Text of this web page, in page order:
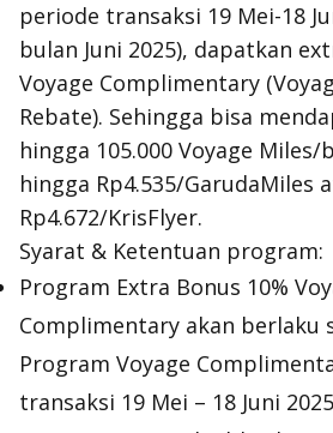
periode transaksi 19 Mei-18
bulan Juni 2025), dapatkan
Voyage Complimentary
Rebate). Sehingga bisa
hingga 105.000 Voyage
hingga Rp4.535/GarudaMiles
Rp4.672/KrisFlyer.
Syarat & Ketentuan program:
Program Extra Bonus 10%
Complimentary akan berlaku
Program Voyage
transaksi 19 Mei – 18 Juni 2025